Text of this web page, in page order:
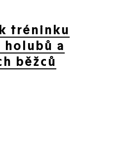
tréninku
a
běžců